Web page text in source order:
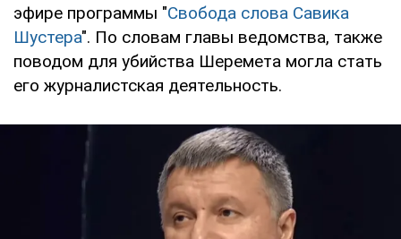
эфире программы "Свобода слова Савика
Шустера". По словам главы ведомства, также
поводом для убийства Шеремета могла стать
его журналистская деятельность.